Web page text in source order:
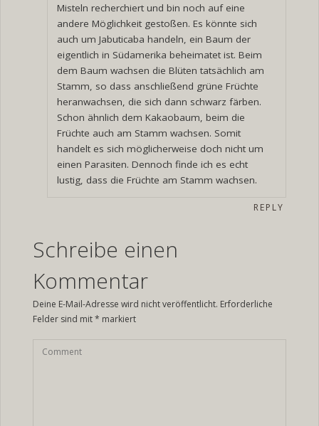
Misteln recherchiert und bin noch auf eine
andere Möglichkeit gestoßen. Es könnte sich
auch um Jabuticaba handeln, ein Baum der
eigentlich in Südamerika beheimatet ist. Beim
dem Baum wachsen die Blüten tatsächlich am
Stamm, so dass anschließend grüne Früchte
heranwachsen, die sich dann schwarz färben.
Schon ähnlich dem Kakaobaum, beim die
Früchte auch am Stamm wachsen. Somit
handelt es sich möglicherweise doch nicht um
einen Parasiten. Dennoch finde ich es echt
lustig, dass die Früchte am Stamm wachsen.
REPLY
Schreibe einen
Kommentar
Deine E-Mail-Adresse wird nicht veröffentlicht. Erforderliche
Felder sind mit* markiert